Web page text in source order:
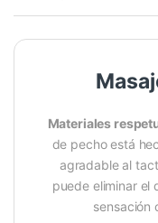
Materiales
de pecho está
agradable al
puede eliminar el
sensación